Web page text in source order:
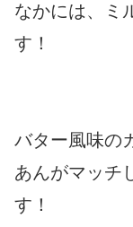
なかには、ミ
す！
バター風味の
あんがマッチ
す！